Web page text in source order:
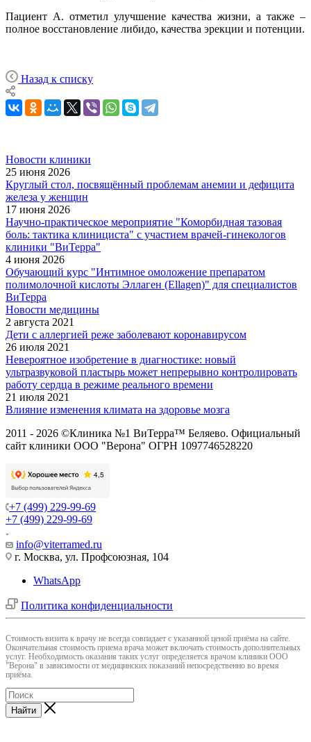
Пациент А. отметил улучшение качества жизни, а также –
полное восстановление либидо, качества эрекции и потенции.
Назад к списку
Новости клиники
25 июня 2026
Круглый стол, посвящённый проблемам анемии и дефицита
железа у женщин
17 июня 2026
Научно-практическое мероприятие "Коморбидная тазовая
боль: тактика клинициста" с участием врачей-гинекологов
клиники "ВиТерра"
4 июня 2026
Обучающий курс "Интимное омоложение препаратом
полимолочной кислоты Эллаген (Ellagen)" для специалистов
ВиТерра
Новости медицины
2 августа 2021
Дети с аллергией реже заболевают коронавирусом
26 июля 2021
Невероятное изобретение в диагностике: новый
ультразвуковой пластырь может непрерывно контролировать
работу сердца в режиме реального времени
21 июля 2021
Влияние изменения климата на здоровье мозга
2011 - 2026 ©Клиника №1 ВиТерра™ Беляево. Официальный
сайт клиники ООО "Верона" ОГРН 1097746528220
+7 (499) 229-99-69
+7 (499) 229-99-69
info@viterramed.ru
г. Москва, ул. Профсоюзная, 104
WhatsApp
Политика конфиденциальности
Cтоимость визита к врачу не всегда совпадает с указанной ценой приёма на сайте.
Окончательная стоимость приема врача может включать стоимость дополнительных
услуг. Необходимость оказания таких услуг определяется врачом клиники ООО
"Верона" в зависимости от медицинских показаний непосредственно во время
приёма.
Найти